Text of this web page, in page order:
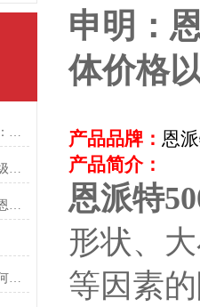
上海地区铝削压饼机生产厂家推荐：恩派特，让金属回收更高效
恩派特明星产品油桶压扁机创新升级，高效性能更进一步！
钢屑压饼机生产厂家推荐：为什么恩派特是您值得信赖的选择？
铝渣压块机品牌排行榜：恩派特为何成为行业优选？
申明：
体价格
产品品牌： 恩
产品简介：
恩派特
形状、
等因素